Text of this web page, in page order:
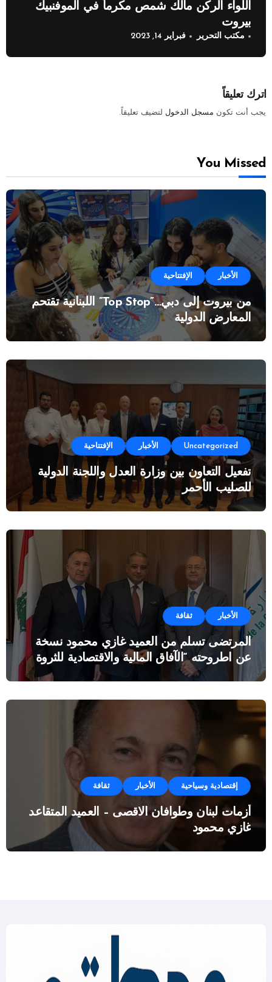
اللواء الركن مالك شمص مكرماً في الموفنبيك
بيروت
مكتب التحرير فبراير 14, 2023
اترك تعليقاً
يجب أنت تكون مسجل الدخول لتضيف تعليقاً.
You Missed
الأخبار الإفتتاحية
من بيروت إلى دبي…”Top Stop” اللبنانية تقتحم
المعارض الدولية
Uncategorized الأخبار الإفتتاحية
تفعيل التعاون بين وزارة العدل واللجنة الدولية
للصليب الأحمر
الأخبار ثقافة
المرتضى تسلم من العميد غازي محمود نسخة
عن اطروحته “الآفاق المالية والاقتصادية للثروة
إقتصادية وسياحية الأخبار ثقافة
أزمات لبنان وطوافان الاقصى – العميد المتقاعد
غازي محمود